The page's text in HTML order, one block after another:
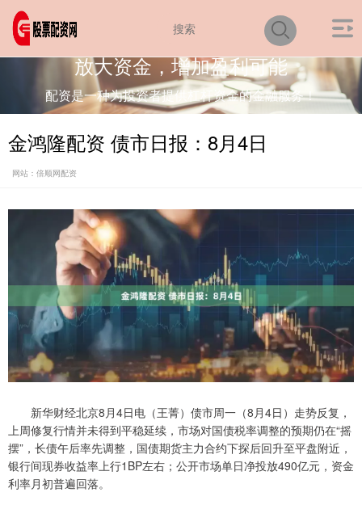
放大资金，增加盈利可能
配资是一种为投资者提供杠杆资金的金融服务！
金鸿隆配资 债市日报：8月4日
网站：倍顺网配资
新华财经北京8月4日电（王菁）债市周一（8月4日）走势反复，
上周修复行情并未得到平稳延续，市场对国债税率调整的预期仍在“摇
摆”，长债午后率先调整，国债期货主力合约下探后回升至平盘附近，
银行间现券收益率上行1BP左右；公开市场单日净投放490亿元，资金
利率月初普遍回落。